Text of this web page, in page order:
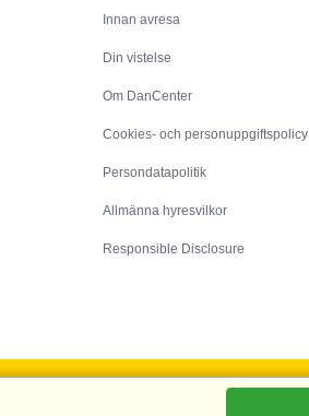
Innan avresa
Din vistelse
Om DanCenter
Cookies- och personuppgiftspolicy
Persondatapolitik
Allmänna hyresvilkor
Responsible Disclosure